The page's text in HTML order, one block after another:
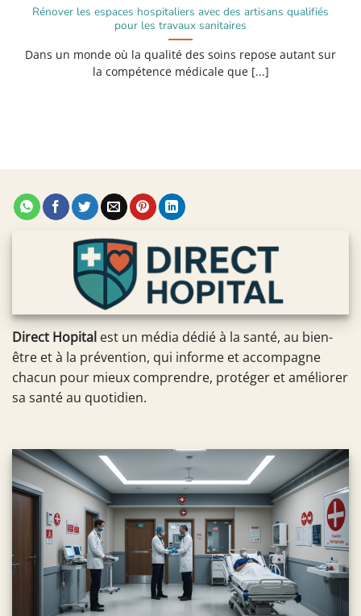
Rénover les espaces hospitaliers avec des artisans qualifiés
pour les travaux sanitaires
Dans un monde où la qualité des soins repose autant sur
la compétence médicale que [...]
Direct Hopital est un média dédié à la santé, au bien-
être et à la prévention, qui informe et accompagne
chacun pour mieux comprendre, protéger et améliorer
sa santé au quotidien.